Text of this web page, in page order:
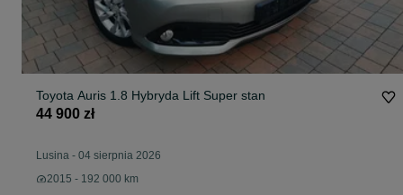
Toyota Auris 1.8 Hybryda Lift Super stan
44 900 zł
Lusina - 04 sierpnia 2026
2015 - 192 000 km